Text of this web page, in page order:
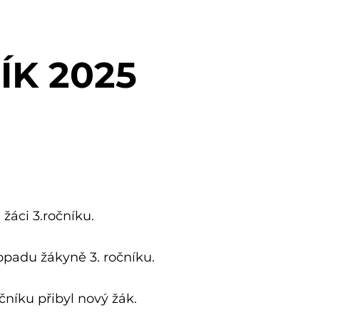
2025
3.ročníku.
žákyně 3. ročníku.
přibyl nový žák.